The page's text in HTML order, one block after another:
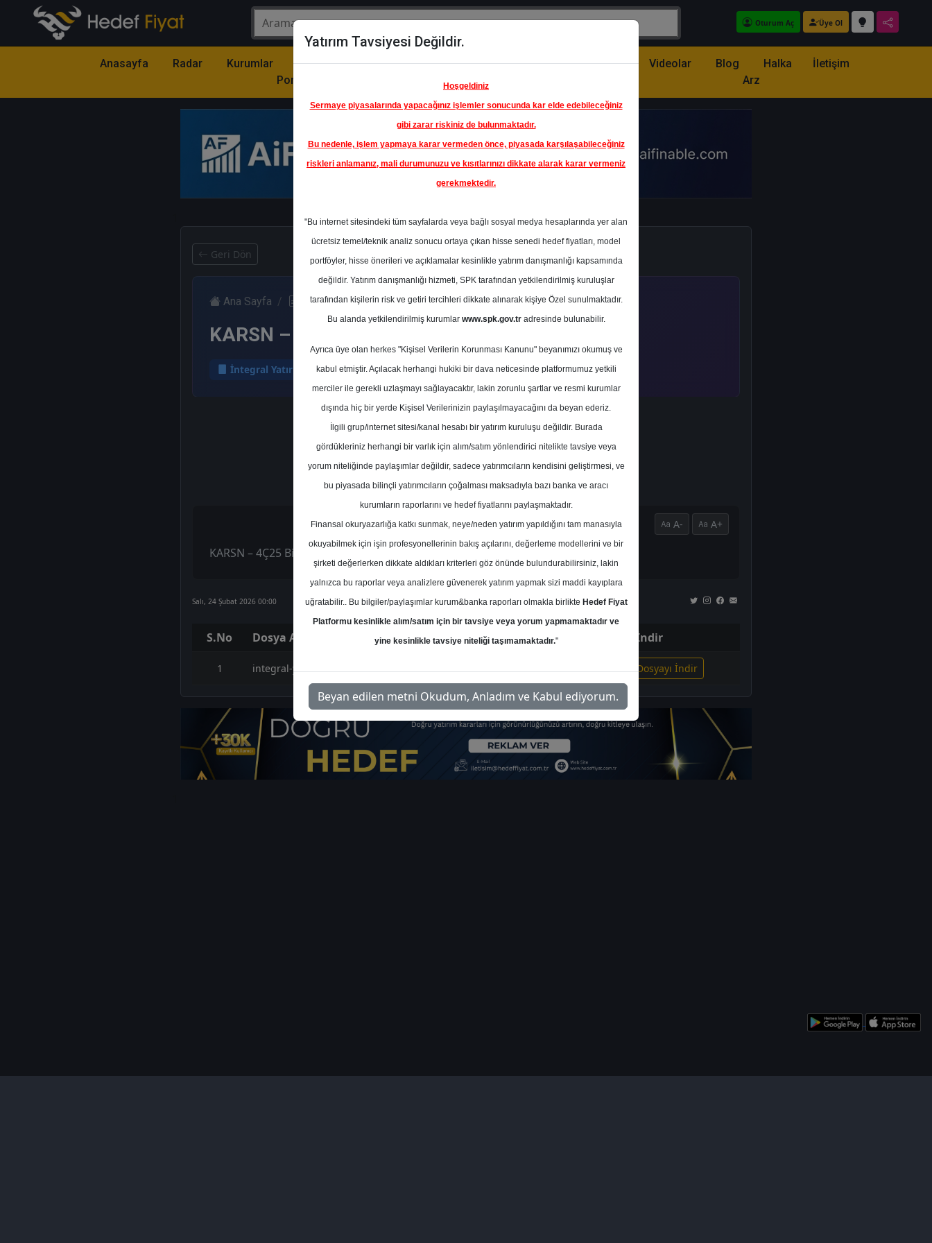
Oturum Aç Üye Ol
Anasayfa Radar Kurumlar
Model
Portföy
Hisse
Öne
Çıkanlar
Raporlar Partnerlerimiz Videolar Blog
Halka
Arz
İletişim
Geri Dön
Ana Sayfa Raporlar İntegral Yatırım Rapor Detay
KARSN – 4Ç25 Bilanço Analizi
İntegral Yatırım 24 Şubat 2026
A- A+
KARSN – 4Ç25 Bilanço Analizi
Salı, 24 Şubat 2026 00:00
S.No Dosya Adı İndir
1 integral-yatirim-karsn-bilanco-analiz-6644 İlgili Dosyayı İndir
Yatırım Tavsiyesi Değildir.
Hoşgeldiniz
Sermaye piyasalarında yapacağınız işlemler sonucunda kar elde edebileceğiniz
gibi zarar riskiniz de bulunmaktadır.
Bu nedenle, işlem yapmaya karar vermeden önce, piyasada karşılaşabileceğiniz
riskleri anlamanız, mali durumunuzu ve kısıtlarınızı dikkate alarak karar vermeniz
gerekmektedir.
"Bu internet sitesindeki tüm sayfalarda veya bağlı sosyal medya hesaplarında yer alan
ücretsiz temel/teknik analiz sonucu ortaya çıkan hisse senedi hedef fiyatları, model
portföyler, hisse önerileri ve açıklamalar kesinlikle yatırım danışmanlığı kapsamında
değildir. Yatırım danışmanlığı hizmeti, SPK tarafından yetkilendirilmiş kuruluşlar
tarafından kişilerin risk ve getiri tercihleri dikkate alınarak kişiye Özel sunulmaktadır.
Bu alanda yetkilendirilmiş kurumlar www.spk.gov.tradresinde bulunabilir.
Ayrıca üye olan herkes "Kişisel Verilerin Korunması Kanunu" beyanımızı okumuş ve
kabul etmiştir. Açılacak herhangi hukiki bir dava neticesinde platformumuz yetkili
merciler ile gerekli uzlaşmayı sağlayacaktır, lakin zorunlu şartlar ve resmi kurumlar
dışında hiç bir yerde Kişisel Verilerinizin paylaşılmayacağını da beyan ederiz.
İlgili grup/internet sitesi/kanal hesabı bir yatırım kuruluşu değildir. Burada
gördükleriniz herhangi bir varlık için alım/satım yönlendirici nitelikte tavsiye veya
yorum niteliğinde paylaşımlar değildir, sadece yatırımcıların kendisini geliştirmesi, ve
bu piyasada bilinçli yatırımcıların çoğalması maksadıyla bazı banka ve aracı
kurumların raporlarını ve hedef fiyatlarını paylaşmaktadır.
Finansal okuryazarlığa katkı sunmak, neye/neden yatırım yapıldığını tam manasıyla
okuyabilmek için işin profesyonellerinin bakış açılarını, değerleme modellerini ve bir
şirketi değerlerken dikkate aldıkları kriterleri göz önünde bulundurabilirsiniz, lakin
yalnızca bu raporlar veya analizlere güvenerek yatırım yapmak sizi maddi kayıplara
uğratabilir.. Bu bilgiler/paylaşımlar kurum&banka raporları olmakla birlikte Hedef Fiyat
Platformu kesinlikle alım/satım için bir tavsiye veya yorum yapmamaktadır ve
yine kesinlikle tavsiye niteliği taşımamaktadır."
Beyan edilen metni Okudum, Anladım ve Kabul ediyorum.